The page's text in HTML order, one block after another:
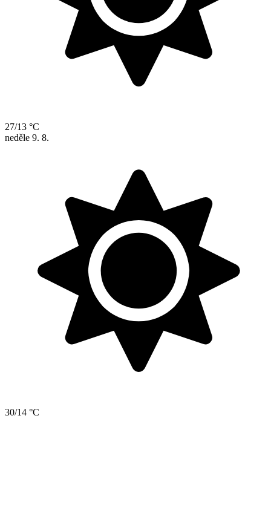
27/13 °C
neděle 9. 8.
30/14 °C